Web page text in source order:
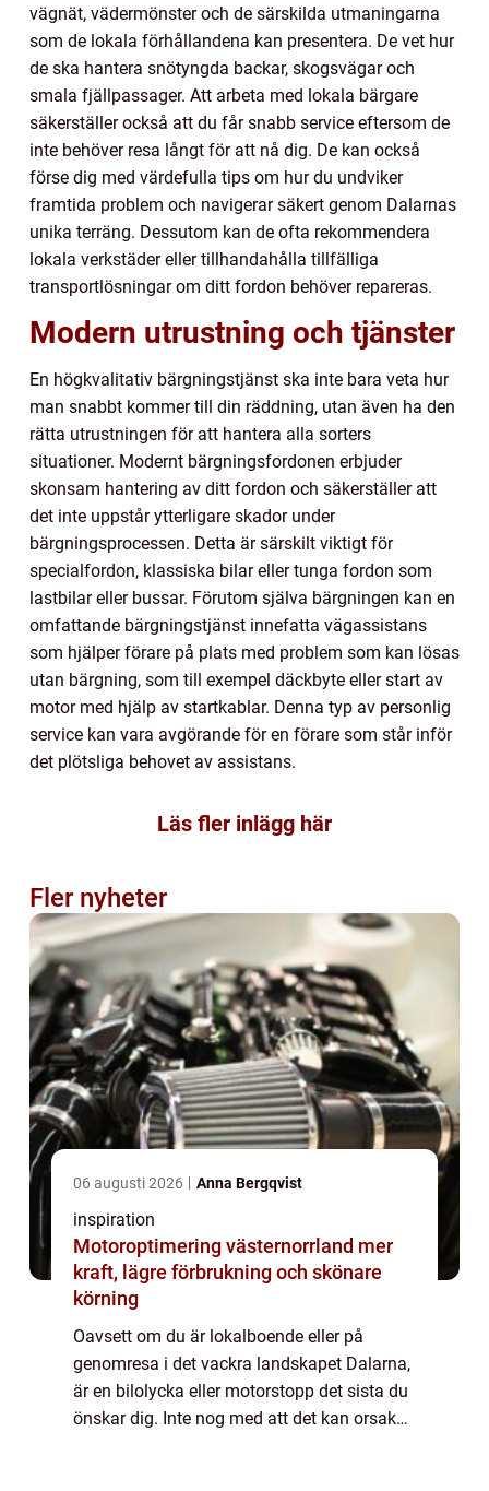
vägnät, vädermönster och de särskilda utmaningarna
som de lokala förhållandena kan presentera. De vet hur
de ska hantera snötyngda backar, skogsvägar och
smala fjällpassager. Att arbeta med lokala bärgare
säkerställer också att du får snabb service eftersom de
inte behöver resa långt för att nå dig. De kan också
förse dig med värdefulla tips om hur du undviker
framtida problem och navigerar säkert genom Dalarnas
unika terräng. Dessutom kan de ofta rekommendera
lokala verkstäder eller tillhandahålla tillfälliga
transportlösningar om ditt fordon behöver repareras.
Modern utrustning och tjänster
En högkvalitativ bärgningstjänst ska inte bara veta hur
man snabbt kommer till din räddning, utan även ha den
rätta utrustningen för att hantera alla sorters
situationer. Modernt bärgningsfordonen erbjuder
skonsam hantering av ditt fordon och säkerställer att
det inte uppstår ytterligare skador under
bärgningsprocessen. Detta är särskilt viktigt för
specialfordon, klassiska bilar eller tunga fordon som
lastbilar eller bussar. Förutom själva bärgningen kan en
omfattande bärgningstjänst innefatta vägassistans
som hjälper förare på plats med problem som kan lösas
utan bärgning, som till exempel däckbyte eller start av
motor med hjälp av startkablar. Denna typ av personlig
service kan vara avgörande för en förare som står inför
det plötsliga behovet av assistans.
Läs fler inlägg här
Fler nyheter
06 augusti 2026 Anna Bergqvist
inspiration
Motoroptimering västernorrland mer
kraft, lägre förbrukning och skönare
körning
Oavsett om du är lokalboende eller på
genomresa i det vackra landskapet Dalarna,
är en bilolycka eller motorstopp det sista du
önskar dig. Inte nog med att det kan orsaka